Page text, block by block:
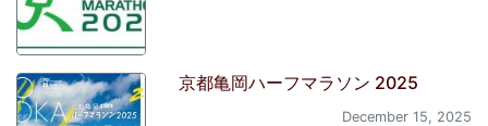
京都亀岡ハーフマラソン 2025
December 15, 2025